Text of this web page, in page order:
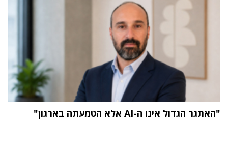
"האתגר הגדול אינו ה-AI אלא הטמעתה בארגון"